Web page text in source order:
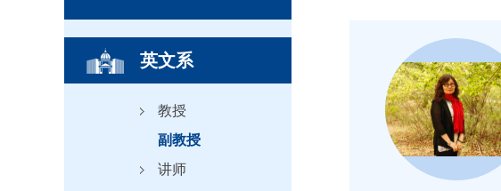
英文系
教授
副教授
讲师